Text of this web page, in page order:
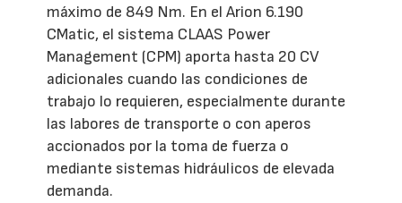
máximo de 849 Nm. En el Arion 6.190
CMatic, el sistema CLAAS Power
Management (CPM) aporta hasta 20 CV
adicionales cuando las condiciones de
trabajo lo requieren, especialmente durante
las labores de transporte o con aperos
accionados por la toma de fuerza o
mediante sistemas hidráulicos de elevada
demanda.